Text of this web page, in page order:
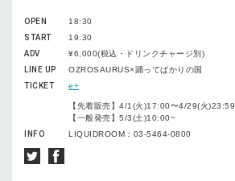
OPEN
18:30
START
19:30
ADV
¥6,000(税込・ドリンクチャージ別)
LINE UP
OZROSAURUS×踊ってばかりの国
TICKET
e+
【先着販売】4/1(火)17:00〜4/29(火)23:59
【一般発売】5/3(土)10:00~
INFO
LIQUIDROOM：03-5464-0800